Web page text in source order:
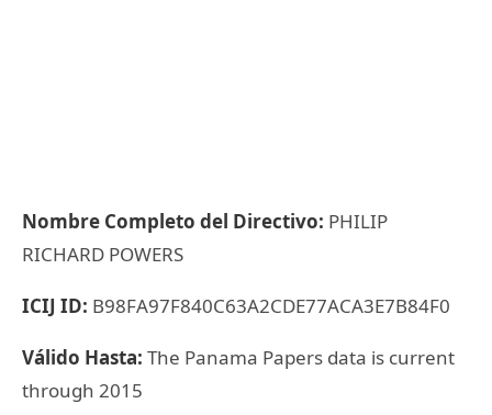
Nombre Completo del Directivo: PHILIP
RICHARD POWERS
ICIJ ID: B98FA97F840C63A2CDE77ACA3E7B84F0
Válido Hasta: The Panama Papers data is current
through 2015